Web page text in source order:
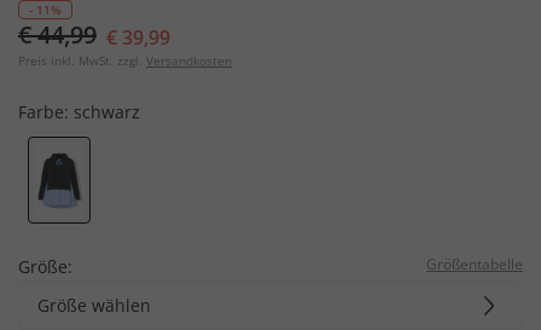
- 11%
€ 44,99 € 39,99
Preis inkl. MwSt. zzgl. Versandkosten
Farbe: schwarz
Größe: Größentabelle
Größe wählen